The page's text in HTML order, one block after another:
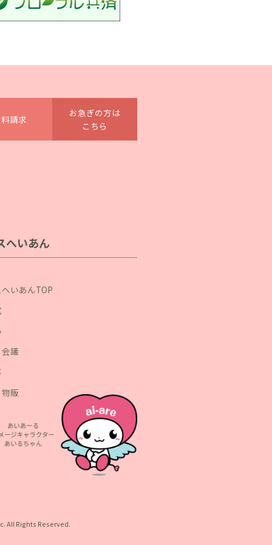
請求
お急ぎの方は
こちら
へいあん
いあんTOP
議
販
All Rights Reserved.